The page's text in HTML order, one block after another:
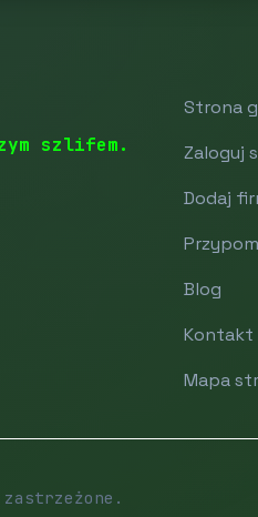
szlifem.
Strona
Zaloguj
Dodaj
Blog
Kontakt
Mapa